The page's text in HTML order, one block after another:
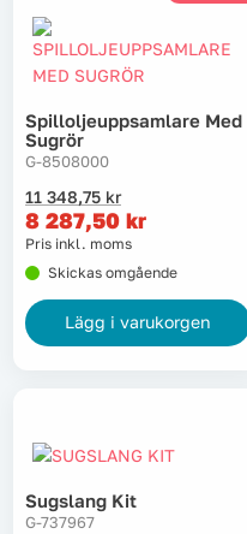
Spilloljeuppsamlare Med
Sugrör
G-8508000
11 348,75 kr
Det
ursprungliga
priset
var:
11
348,75 kr.
8 287,50 kr
Det
nuvarande
priset
är:
8
287,50 kr.
Pris inkl. moms
Skickas omgående
Lägg i varukorgen
Sugslang Kit
G-737967